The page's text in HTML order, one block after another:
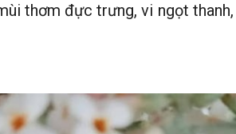
thơm đực trưng, vi ngọt